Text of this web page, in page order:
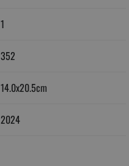
1
352
14.0x20.5cm
2024